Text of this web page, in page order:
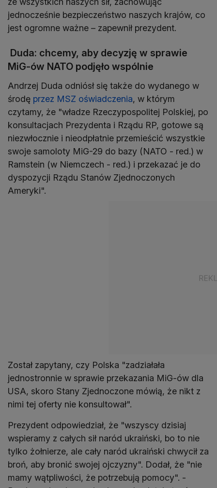
jednocześnie bezpieczeństwo naszych krajów, co
jest ogromne ważne – zapewnił prezydent.
Duda: chcemy, aby decyzję w sprawie
MiG-ów NATO podjęło wspólnie
Andrzej Duda odniósł się także do wydanego w
środę przez MSZ oświadczenia, w którym
czytamy, że "władze Rzeczypospolitej Polskiej, po
konsultacjach Prezydenta i Rządu RP, gotowe są
niezwłocznie i nieodpłatnie przemieścić wszystkie
swoje samoloty MiG-29 do bazy (NATO - red.) w
Ramstein (w Niemczech - red.) i przekazać je do
dyspozycji Rządu Stanów Zjednoczonych
Ameryki".
Został zapytany, czy Polska "zadziałała
jednostronnie w sprawie przekazania MiG-ów dla
USA, skoro Stany Zjednoczone mówią, że nikt z
nimi tej oferty nie konsultował".
Prezydent odpowiedział, że "wszyscy dzisiaj
wspieramy z całych sił naród ukraiński, bo to nie
tylko żołnierze, ale cały naród ukraiński chwycił za
broń, aby bronić swojej ojczyzny". Dodał, że "nie
mamy wątpliwości, że potrzebują pomocy". -